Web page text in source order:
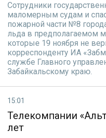
Сотрудники
маломерным судам и
пожарной части №8
льда в предполагаемом
которые 19 ноября не
корреспонденту ИА
службе Главного
Забайкальскому краю.
15:01
Телекомпании
лет